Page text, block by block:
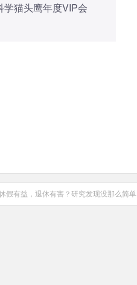
学猫头鹰年度VIP会
假有益，退休有害？研究发现没那么简单